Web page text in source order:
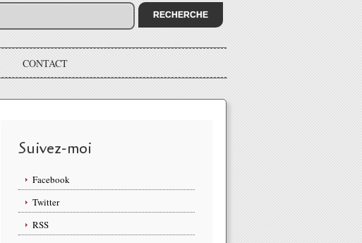
CONTACT
Suivez-moi
Facebook
Twitter
RSS